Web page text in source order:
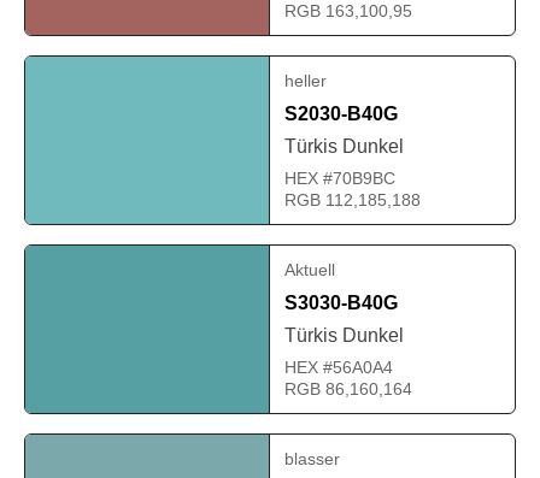
RGB 163,100,95
heller
S2030-B40G
Türkis Dunkel
HEX #70B9BC
RGB 112,185,188
Aktuell
S3030-B40G
Türkis Dunkel
HEX #56A0A4
RGB 86,160,164
blasser